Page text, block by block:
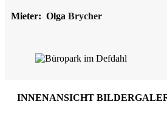
Mieter: Olga Brycher
INNENANSICHT